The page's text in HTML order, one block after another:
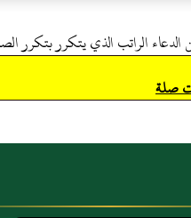
الراتب الذي يتكرر بتكرر
صلة